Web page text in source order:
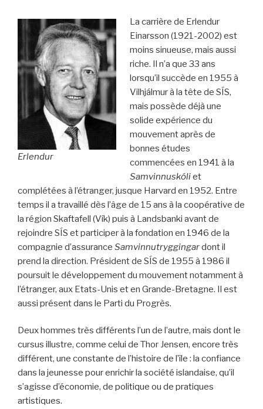
Erlendur
La carrière de Erlendur
Einarsson (1921-2002) est
moins sinueuse, mais aussi
riche. Il n’a que 33 ans
lorsqu’il succède en 1955 à
Vilhjálmur à la tête de SÍS,
mais possède déjà une
solide expérience du
mouvement après de
bonnes études
commencées en 1941 à la
Samvinnuskóliet
complétées à l’étranger, jusque Harvard en 1952. Entre
temps il a travaillé dès l’âge de 15 ans à la coopérative de
la région Skaftafell (Vík) puis à Landsbanki avant de
rejoindre SÍS et participer à la fondation en 1946 de la
compagnie d’assurance Samvinnutryggingardont il
prend la direction. Président de SÍS de 1955 à 1986 il
poursuit le développement du mouvement notamment à
l’étranger, aux Etats-Unis et en Grande-Bretagne. Il est
aussi présent dans le Parti du Progrès.
Deux hommes très différents l’un de l’autre, mais dont le
cursus illustre, comme celui de Thor Jensen, encore très
différent, une constante de l’histoire de l’île : la confiance
dans la jeunesse pour enrichir la société islandaise, qu’il
s’agisse d’économie, de politique ou de pratiques
artistiques.